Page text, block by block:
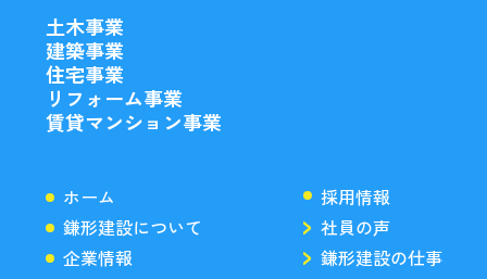
土木事業
建築事業
住宅事業
リフォーム事業
賃貸マンション事業
ホーム
鎌形建設について
企業情報
採用情報
社員の声
鎌形建設の仕事